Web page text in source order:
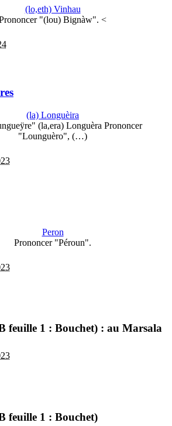
(lo,eth) Vinhau
"(lou) Bignàw". <
(la) Longuèira
(la,era) Longuèra Prononcer
"Lounguèro", (…)
Peron
Prononcer "Péroun".
feuille 1 : Bouchet) : au Marsala
feuille 1 : Bouchet)